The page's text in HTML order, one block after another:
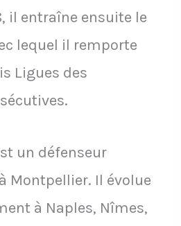
il entraîne ensuite le
lequel il remporte
Ligues des
un défenseur
Montpellier. Il évolue
à Naples, Nîmes,